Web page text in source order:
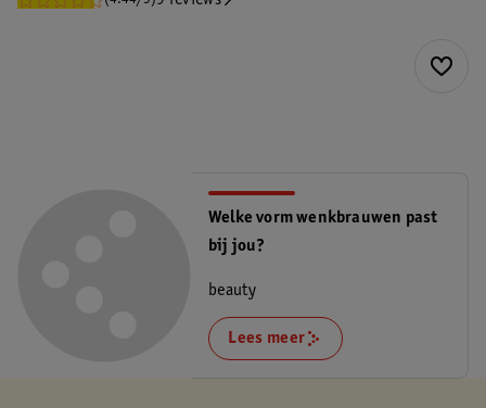
Welke vorm wenkbrauwen past
bij jou?
beauty
Lees meer